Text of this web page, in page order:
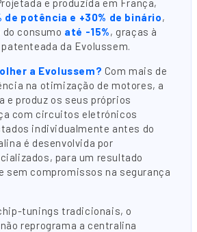
e produzida em França,
de potência e +30% de binário,
consumo até -15%, graças à
da Evolussem.
a Evolussem? Com mais de
na otimização de motores, a
e produz os seus próprios
com circuitos eletrónicos
individualmente antes do
é desenvolvida por
para um resultado
sem compromissos na segurança
tunings tradicionais, o
reprograma a centralina